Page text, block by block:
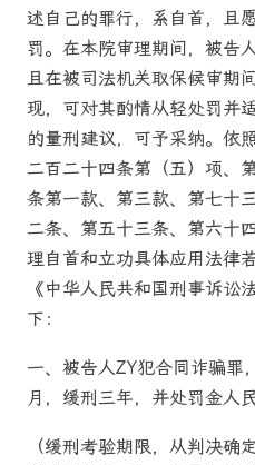
述自己的罪行，系自首，且
罚。在本院审理期间，被告
且在被司法机关取保候审期
现，可对其酌情从轻处罚并
的量刑建议，可予采纳。依
二百二十四条第（五）项、
条第一款、第三款、第七十
二条、第五十三条、第六十
理自首和立功具体应用法律
《中华人民共和国刑事诉讼
下：
一、被告人ZY犯合同诈骗罪
月，缓刑三年，并处罚金人
（缓刑考验期限，从判决确